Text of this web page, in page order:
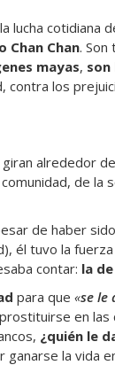
lucha cotidiana
Chan Chan.
mayas, son
contra los
alrededor
de la
de haber
él tuvo la
contar: la
para que «se le
en las
¿quién le
la vida